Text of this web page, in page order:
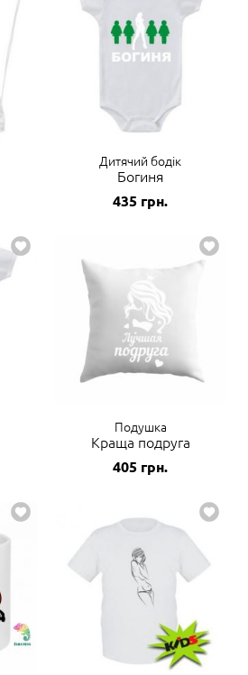
Дитячий бодік
Богиня
435 грн.
Подушка
Краща подруга
405 грн.